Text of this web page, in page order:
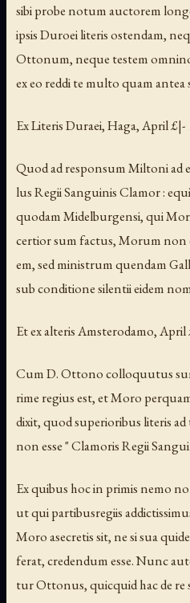
sibi probe notum auctorem
ipsis Duroei literis ostendam,
Ottonum, neque testem
ex eo reddi te multo quam antea
Ex Literis Duraei, Haga, April £|-
Quod ad responsum Miltoni ad
lus Regii Sanguinis Clamor :
quodam Midelburgensi, qui
certior sum factus, Morum non
em, sed ministrum quendam
sub conditione silentii eidem
Et ex alteris Amsterodamo, April
Cum D. Ottono colloquutus
rime regius est, et Moro
dixit, quod superioribus literis
non esse " Clamoris Regii
Ex quibus hoc in primis nemo
ut qui partibusregiis
Moro asecretis sit, ne si sua
ferat, credendum esse. Nunc
tur Ottonus, quicquid hac de re